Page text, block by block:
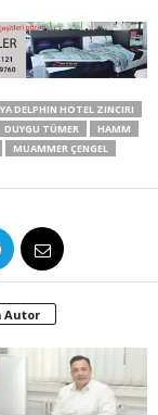
DELPHIN HOTEL ZINCIRI
DUYGU TÜMER
HAMM
MUAMMER ÇENGEL
Autor